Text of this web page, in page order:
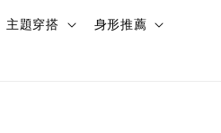
主題穿搭 身形推薦